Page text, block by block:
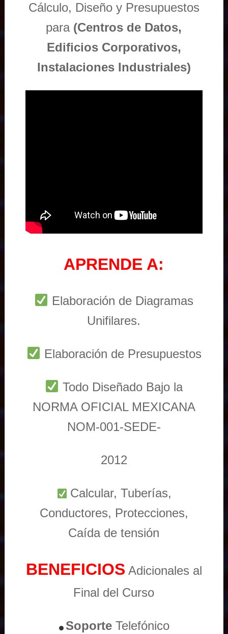
Cálculo, Diseño y Presupuestos
para (Centros de Datos,
Edificios Corporativos,
Instalaciones Industriales)
APRENDE A:
Elaboración de Diagramas
Unifilares.
Elaboración de Presupuestos
Todo Diseñado Bajo la
NORMA OFICIAL MEXICANA
NOM-001-SEDE-
2012
Calcular, Tuberías,
Conductores, Protecciones,
Caída de tensión
BENEFICIOS Adicionales al
Final del Curso
Soporte Telefónico